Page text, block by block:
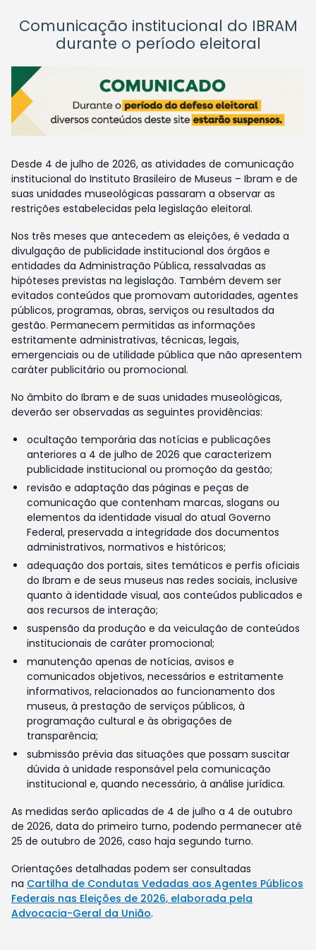
Comunicação institucional do IBRAM
durante o período eleitoral
Desde 4 de julho de 2026, as atividades de comunicação
institucional do Instituto Brasileiro de Museus – Ibram e de
suas unidades museológicas passaram a observar as
restrições estabelecidas pela legislação eleitoral.
Nos três meses que antecedem as eleições, é vedada a
divulgação de publicidade institucional dos órgãos e
entidades da Administração Pública, ressalvadas as
hipóteses previstas na legislação. Também devem ser
evitados conteúdos que promovam autoridades, agentes
públicos, programas, obras, serviços ou resultados da
gestão. Permanecem permitidas as informações
estritamente administrativas, técnicas, legais,
emergenciais ou de utilidade pública que não apresentem
caráter publicitário ou promocional.
No âmbito do Ibram e de suas unidades museológicas,
deverão ser observadas as seguintes providências:
ocultação temporária das notícias e publicações
anteriores a 4 de julho de 2026 que caracterizem
publicidade institucional ou promoção da gestão;
revisão e adaptação das páginas e peças de
comunicação que contenham marcas, slogans ou
elementos da identidade visual do atual Governo
Federal, preservada a integridade dos documentos
administrativos, normativos e históricos;
adequação dos portais, sites temáticos e perfis oficiais
do Ibram e de seus museus nas redes sociais, inclusive
quanto à identidade visual, aos conteúdos publicados e
aos recursos de interação;
suspensão da produção e da veiculação de conteúdos
institucionais de caráter promocional;
manutenção apenas de notícias, avisos e
comunicados objetivos, necessários e estritamente
informativos, relacionados ao funcionamento dos
museus, à prestação de serviços públicos, à
programação cultural e às obrigações de
transparência;
submissão prévia das situações que possam suscitar
dúvida à unidade responsável pela comunicação
institucional e, quando necessário, à análise jurídica.
As medidas serão aplicadas de 4 de julho a 4 de outubro
de 2026, data do primeiro turno, podendo permanecer até
25 de outubro de 2026, caso haja segundo turno.
Orientações detalhadas podem ser consultadas
na Cartilha de Condutas Vedadas aos Agentes Públicos
Federais nas Eleições de 2026, elaborada pela
Advocacia-Geral da União.